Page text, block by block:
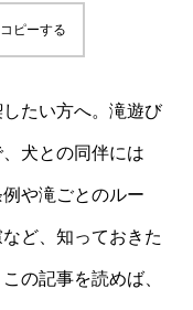
ピーする
たい方へ。滝遊び
犬との同伴には
や滝ごとのルー
ど、知っておきた
の記事を読めば、